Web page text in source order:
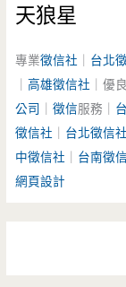
天狼星
專業徵信社 台北
｜高雄徵信社 ｜優
公司 ｜徵信服務｜
徵信社
台北徵信
中徵信社
台南徵
網頁設計